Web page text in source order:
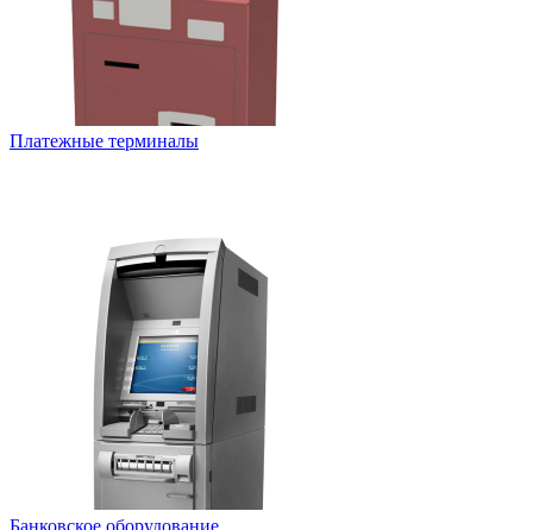
Платежные терминалы
Банковское оборудование